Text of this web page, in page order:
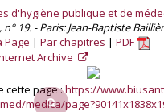
d'hygiène publique et de
n° 19. - Paris: Jean-Baptiste
Page
Par chapitres
PDF
Archive
cette page :https://
medica/